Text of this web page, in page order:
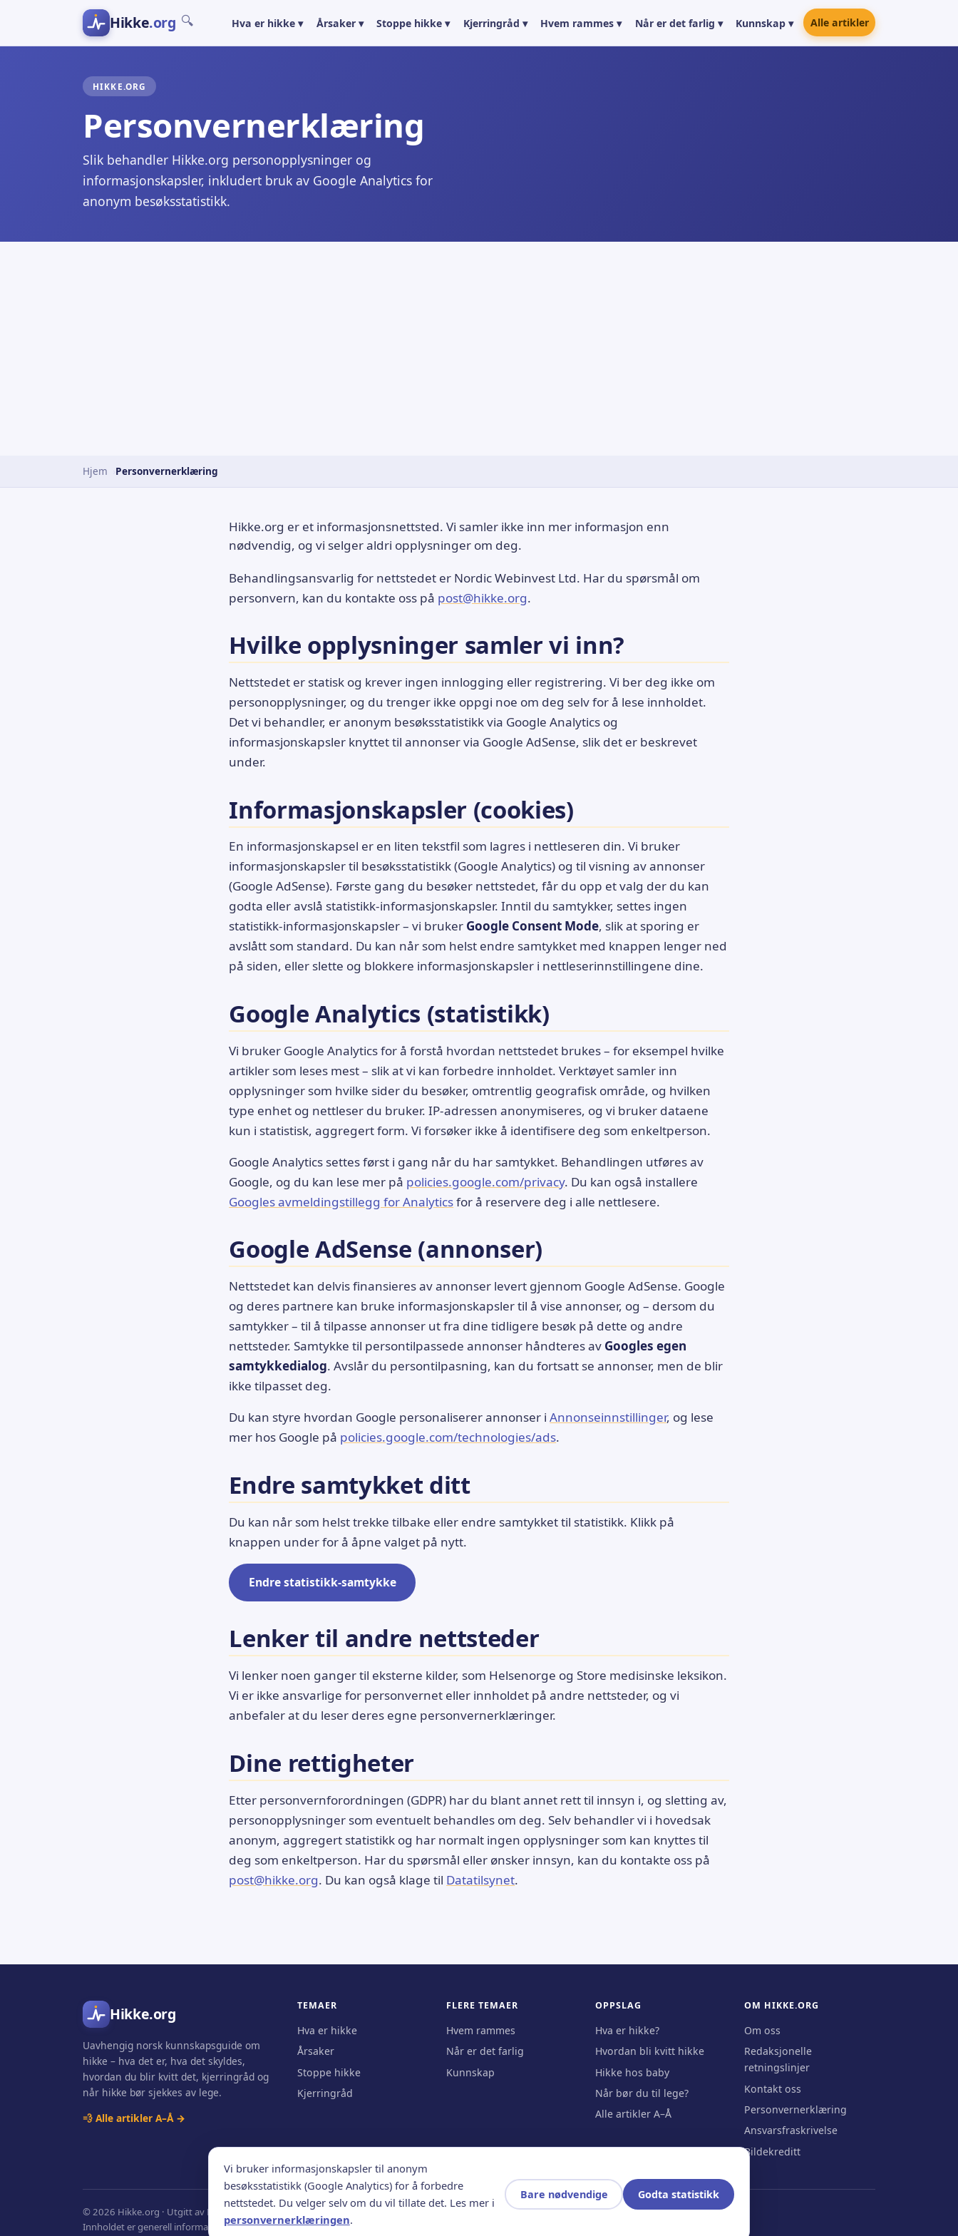
Hikke.org 🔍 Hva er hikke ▾ Årsaker ▾ Stoppe hikke ▾ Kjerringråd ▾ Hvem rammes ▾ Når er det farlig ▾ Kunnskap ▾ Alle artikler
HIKKE.ORG
Personvernerklæring
Slik behandler Hikke.org personopplysninger og
informasjonskapsler, inkludert bruk av Google Analytics for
anonym besøksstatistikk.
Hjem Personvernerklæring
Hikke.org er et informasjonsnettsted. Vi samler ikke inn mer informasjon enn
nødvendig, og vi selger aldri opplysninger om deg.
Behandlingsansvarlig for nettstedet er Nordic Webinvest Ltd. Har du spørsmål om
personvern, kan du kontakte oss på post@hikke.org.
Hvilke opplysninger samler vi inn?
Nettstedet er statisk og krever ingen innlogging eller registrering. Vi ber deg ikke om
personopplysninger, og du trenger ikke oppgi noe om deg selv for å lese innholdet.
Det vi behandler, er anonym besøksstatistikk via Google Analytics og
informasjonskapsler knyttet til annonser via Google AdSense, slik det er beskrevet
under.
Informasjonskapsler (cookies)
En informasjonskapsel er en liten tekstfil som lagres i nettleseren din. Vi bruker
informasjonskapsler til besøksstatistikk (Google Analytics) og til visning av annonser
(Google AdSense). Første gang du besøker nettstedet, får du opp et valg der du kan
godta eller avslå statistikk-informasjonskapsler. Inntil du samtykker, settes ingen
statistikk-informasjonskapsler – vi bruker Google Consent Mode, slik at sporing er
avslått som standard. Du kan når som helst endre samtykket med knappen lenger ned
på siden, eller slette og blokkere informasjonskapsler i nettleserinnstillingene dine.
Google Analytics (statistikk)
Vi bruker Google Analytics for å forstå hvordan nettstedet brukes – for eksempel hvilke
artikler som leses mest – slik at vi kan forbedre innholdet. Verktøyet samler inn
opplysninger som hvilke sider du besøker, omtrentlig geografisk område, og hvilken
type enhet og nettleser du bruker. IP-adressen anonymiseres, og vi bruker dataene
kun i statistisk, aggregert form. Vi forsøker ikke å identifisere deg som enkeltperson.
Google Analytics settes først i gang når du har samtykket. Behandlingen utføres av
Google, og du kan lese mer på policies.google.com/privacy. Du kan også installere
Googles avmeldingstillegg for Analyticsfor å reservere deg i alle nettlesere.
Google AdSense (annonser)
Nettstedet kan delvis finansieres av annonser levert gjennom Google AdSense. Google
og deres partnere kan bruke informasjonskapsler til å vise annonser, og – dersom du
samtykker – til å tilpasse annonser ut fra dine tidligere besøk på dette og andre
nettsteder. Samtykke til persontilpassede annonser håndteres av Googles egen
samtykkedialog. Avslår du persontilpasning, kan du fortsatt se annonser, men de blir
ikke tilpasset deg.
Du kan styre hvordan Google personaliserer annonser iAnnonseinnstillinger, og lese
mer hos Google på policies.google.com/technologies/ads.
Endre samtykket ditt
Du kan når som helst trekke tilbake eller endre samtykket til statistikk. Klikk på
knappen under for å åpne valget på nytt.
Endre statistikk-samtykke
Lenker til andre nettsteder
Vi lenker noen ganger til eksterne kilder, som Helsenorge og Store medisinske leksikon.
Vi er ikke ansvarlige for personvernet eller innholdet på andre nettsteder, og vi
anbefaler at du leser deres egne personvernerklæringer.
Dine rettigheter
Etter personvernforordningen (GDPR) har du blant annet rett til innsyn i, og sletting av,
personopplysninger som eventuelt behandles om deg. Selv behandler vi i hovedsak
anonym, aggregert statistikk og har normalt ingen opplysninger som kan knyttes til
deg som enkeltperson. Har du spørsmål eller ønsker innsyn, kan du kontakte oss på
post@hikke.org. Du kan også klage til Datatilsynet.
Hikke.org
Uavhengig norsk kunnskapsguide om
hikke – hva det er, hva det skyldes,
hvordan du blir kvitt det, kjerringråd og
når hikke bør sjekkes av lege.
💨 Alle artikler A–Å →
TEMAER
Hva er hikke
Årsaker
Stoppe hikke
Kjerringråd
FLERE TEMAER
Hvem rammes
Når er det farlig
Kunnskap
OPPSLAG
Hva er hikke?
Hvordan bli kvitt hikke
Hikke hos baby
Når bør du til lege?
Alle artikler A–Å
OM HIKKE.ORG
Om oss
Redaksjonelle
retningslinjer
Kontakt oss
Personvernerklæring
Ansvarsfraskrivelse
Bildekreditt
© 2026 Hikke.org · Utgitt av Nordic Webinvest Ltd · Ansvarlig redaktør Terje Moy
Innholdet er generell informasjon, ikke individuell medisinsk rådgivning. Kontakt lege ved langvarig hikke.
Vi bruker informasjonskapsler til anonym
besøksstatistikk (Google Analytics) for å forbedre
nettstedet. Du velger selv om du vil tillate det. Les mer i
personvernerklæringen.
Bare nødvendige Godta statistikk